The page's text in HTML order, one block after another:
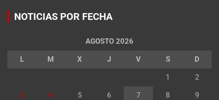
NOTICIAS POR FECHA
AGOSTO 2026
L M X J V S D
1 2
3 4 5 6 7 8 9